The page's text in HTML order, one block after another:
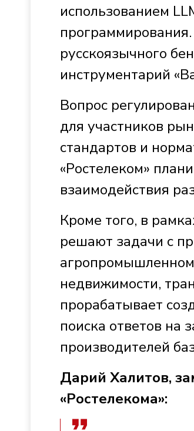
использованием
русскоязычного
инструментарий
Вопрос
для участников
стандартов и
«Ростелеком»
взаимодействия
Кроме того, в
решают задачи с
агропромышленном
недвижимости,
прорабатывает
поиска ответов на
производителей
Дарий Халитов,
«Ростелекома»: